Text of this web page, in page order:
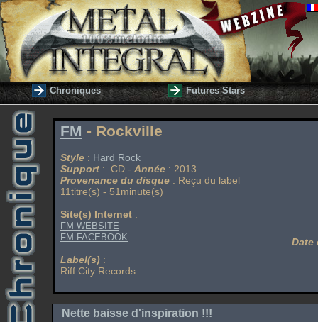
Chroniques Futures Stars
FM - Rockville
Style : Hard Rock
Support : CD - Année : 2013
Provenance du disque : Reçu du label
11titre(s) - 51minute(s)
Site(s) Internet :
FM WEBSITE
FM FACEBOOK
Label(s) :
Riff City Records
Date
Nette baisse d'inspiration !!!